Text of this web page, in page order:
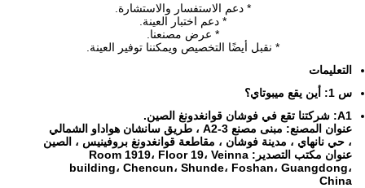
* دعم الاستفسار والاستشارة.
* دعم اختبار العينة.
* عرض مصنعنا.
* نقبل أيضًا التخصيص ويمكننا توفير العينة.
التعليمات
س 1: أين يقع ميبوتاي؟
A1: شركتنا تقع في فوشان قوانغدونغ الصين.
عنوان المصنع: مبنى مصنع A2-3 ، طريق سانشان هواداو الشمالي
، حي نانهاي ، مدينة فوشان ، مقاطعة قوانغدونغ بروفينيس ، الصين
عنوان مكتب التصدير: Room 1919، Floor 19، Veinna
building، Chencun، Shunde، Foshan، Guangdong،
China